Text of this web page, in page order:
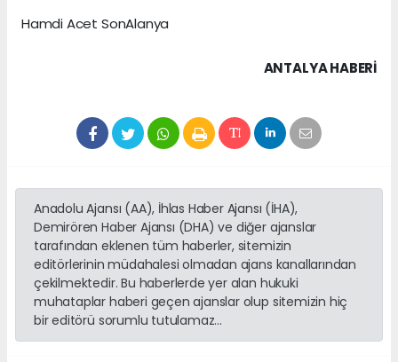
Hamdi Acet SonAlanya
ANTALYA HABERİ
Anadolu Ajansı (AA), İhlas Haber Ajansı (İHA),
Demirören Haber Ajansı (DHA) ve diğer ajanslar
tarafından eklenen tüm haberler, sitemizin
editörlerinin müdahalesi olmadan ajans kanallarından
çekilmektedir. Bu haberlerde yer alan hukuki
muhataplar haberi geçen ajanslar olup sitemizin hiç
bir editörü sorumlu tutulamaz...